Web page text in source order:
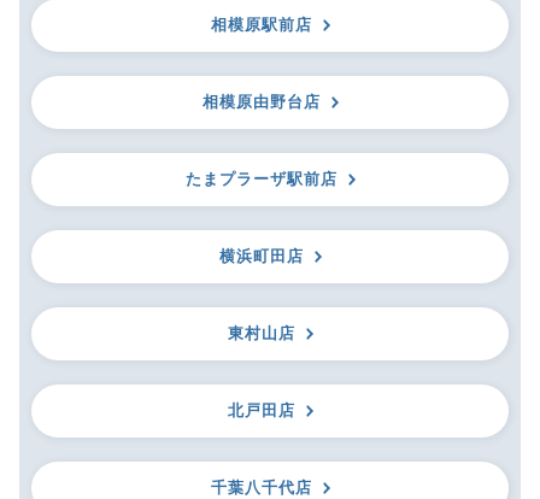
相模原駅前店
相模原由野台店
たまプラーザ駅前店
横浜町田店
東村山店
北戸田店
千葉八千代店